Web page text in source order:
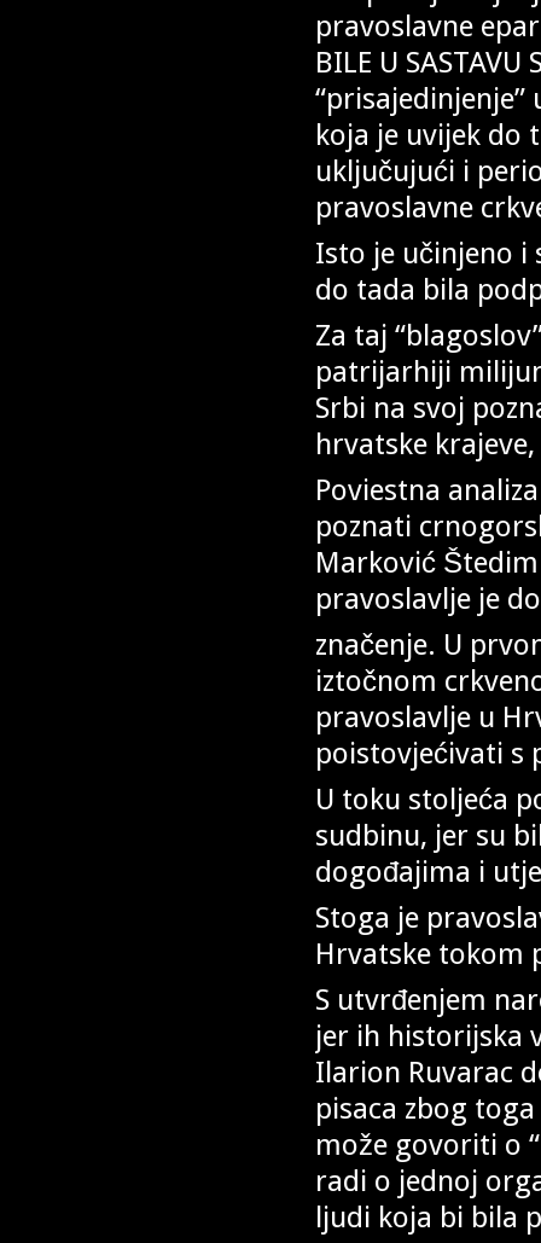
pravoslavne
BILE U SASTAVU
koja je uvijek do
uključujući i
pravoslavne
Isto je učinjeno i
do tada bila
Za taj
patrijarhiji
Srbi na svoj
hrvatske
Poviestna
poznati
Marković
pravoslavlje
značenje. U
iztočnom
pravoslavlje u
poistovjećivati s
U toku stoljeća
sudbinu, jer su
dogođajima i
Stoga je
Hrvatske tokom
S utvrđenjem
jer ih historijska
Ilarion Ruvarac
pisaca zbog
može govoriti o
radi o jednoj
ljudi koja bi bila